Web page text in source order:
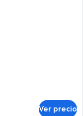
Ver precio